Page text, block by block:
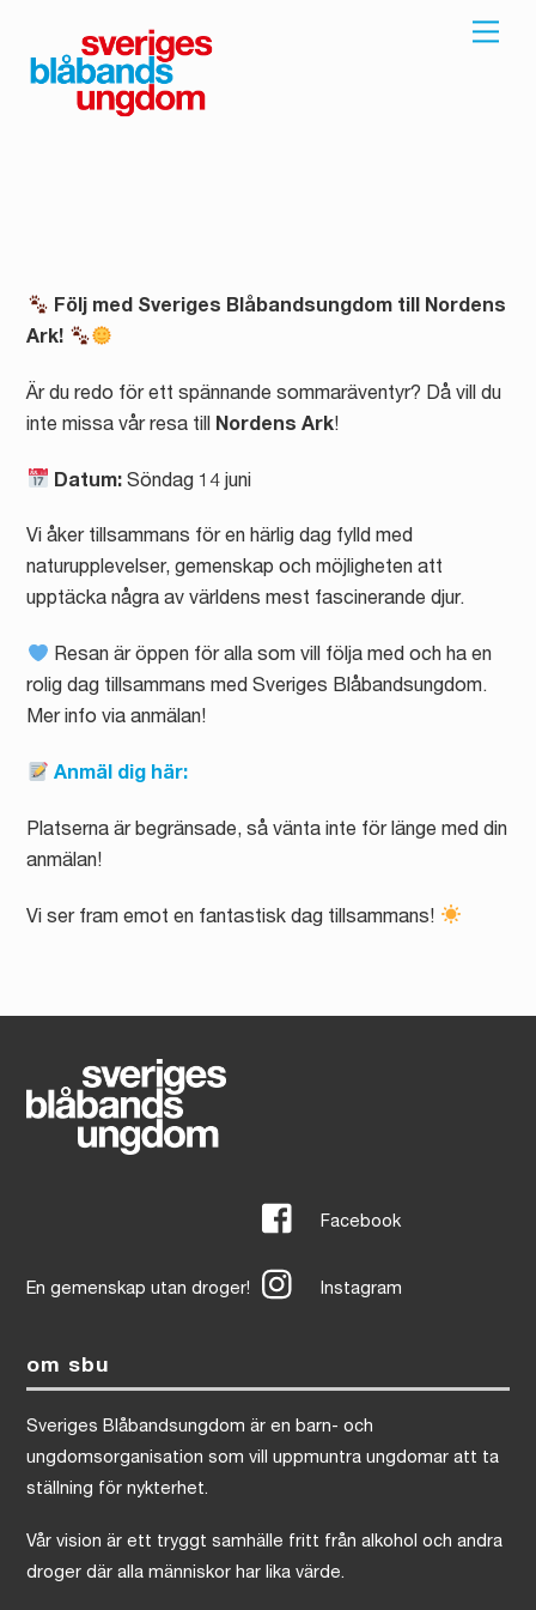
content
Följ med Sveriges Blåbandsungdom till Nordens
Ark!
Är du redo för ett spännande sommaräventyr? Då vill du
inte missa vår resa till Nordens Ark!
Datum:Söndag 14 juni
Vi åker tillsammans för en härlig dag fylld med
naturupplevelser, gemenskap och möjligheten att
upptäcka några av världens mest fascinerande djur.
Resan är öppen för alla som vill följa med och ha en
rolig dag tillsammans med Sveriges Blåbandsungdom.
Mer info via anmälan!
Anmäl dig här:
Platserna är begränsade, så vänta inte för länge med din
anmälan!
Vi ser fram emot en fantastisk dag tillsammans!
En gemenskap utan droger!
Facebook
Instagram
om sbu
Sveriges Blåbandsungdom är en barn- och
ungdomsorganisation som vill uppmuntra ungdomar att ta
ställning för nykterhet.
Vår vision är ett tryggt samhälle fritt från alkohol och andra
droger där alla människor har lika värde.